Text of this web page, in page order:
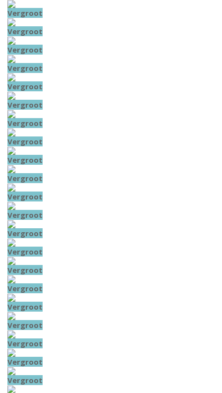
Vergroot
Vergroot
Vergroot
Vergroot
Vergroot
Vergroot
Vergroot
Vergroot
Vergroot
Vergroot
Vergroot
Vergroot
Vergroot
Vergroot
Vergroot
Vergroot
Vergroot
Vergroot
Vergroot
Vergroot
Vergroot